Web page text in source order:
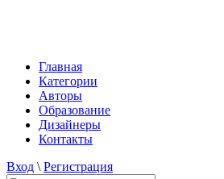
Главная
Категории
Авторы
Образование
Дизайнеры
Контакты
Вход \ Регистрация